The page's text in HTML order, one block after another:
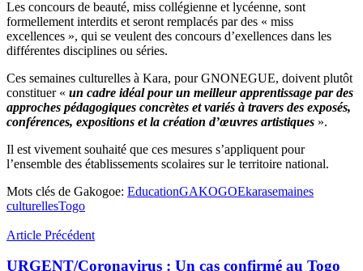
Les concours de beauté, miss collégienne et lycéenne, sont
formellement interdits et seront remplacés par des « miss
excellences », qui se veulent des concours d’exellences dans les
différentes disciplines ou séries.
Ces semaines culturelles à Kara, pour GNONEGUE, doivent plutôt
constituer « un cadre idéal pour un meilleur apprentissage par des
approches pédagogiques concrètes et variés à travers des exposés,
conférences, expositions et la création d’œuvres artistiques ».
Il est vivement souhaité que ces mesures s’appliquent pour
l’ensemble des établissements scolaires sur le territoire national.
Mots clés de Gakogoe: EducationGAKOGOEkarasemaines
culturellesTogo
Article Précédent
URGENT/Coronavirus : Un cas confirmé au Togo